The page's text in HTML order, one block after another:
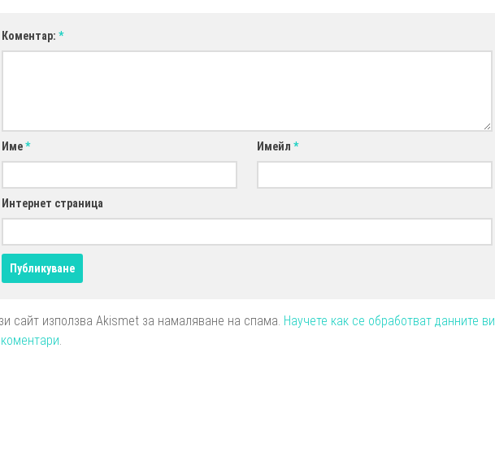
Коментар: *
Име* Имейл*
Интернет страница
сайт използва Akismet за намаляване на спама. Научете как се обработват данните ви